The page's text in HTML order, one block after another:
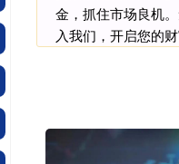
金，抓住市场良机
入我们，开启您的